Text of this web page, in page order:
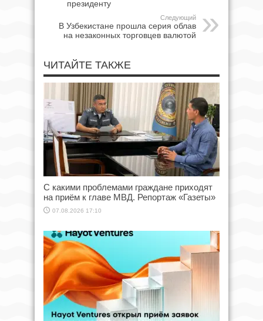
президенту
Следующий
В Узбекистане прошла серия облав
на незаконных торговцев валютой
ЧИТАЙТЕ ТАКЖЕ
С какими проблемами граждане приходят
на приём к главе МВД. Репортаж «Газеты»
07.08.2026 17:10